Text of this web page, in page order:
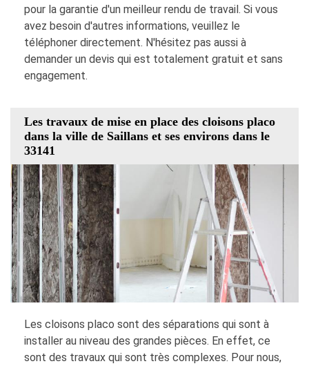
pour la garantie d'un meilleur rendu de travail. Si vous
avez besoin d'autres informations, veuillez le
téléphoner directement. N'hésitez pas aussi à
demander un devis qui est totalement gratuit et sans
engagement.
Les travaux de mise en place des cloisons placo
dans la ville de Saillans et ses environs dans le
33141
Les cloisons placo sont des séparations qui sont à
installer au niveau des grandes pièces. En effet, ce
sont des travaux qui sont très complexes. Pour nous,